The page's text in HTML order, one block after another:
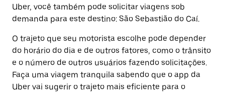
Uber, você também pode solicitar viagens sob
demanda para este destino: São Sebastião do Caí.
O trajeto que seu motorista escolhe pode depender
do horário do dia e de outros fatores, como o trânsito
e o número de outros usuários fazendo solicitações.
Faça uma viagem tranquila sabendo que o app da
Uber vai sugerir o trajeto mais eficiente para o